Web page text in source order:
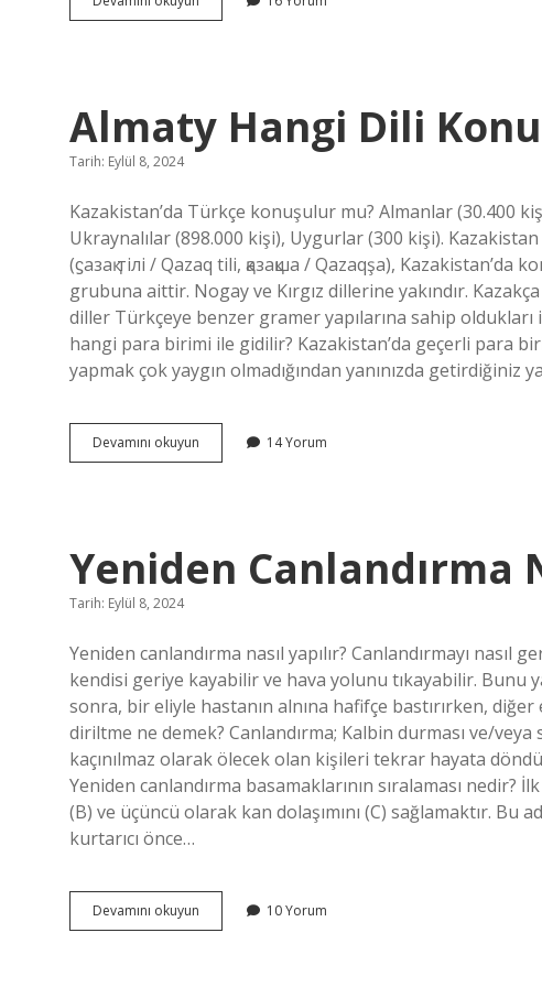
Çeşitleri
Almaty Hangi Dili
Tarih: Eylül 8, 2024
Kazakistan’da Türkçe konuşulur mu? Almanlar (30.400
Ukraynalılar (898.000 kişi), Uygurlar (300 kişi).
(ϛазақ тілі / Qazaq tili, қазақша / Qazaqşa),
grubuna aittir. Nogay ve Kırgız dillerine yakındır.
diller Türkçeye benzer gramer yapılarına sahip
hangi para birimi ile gidilir? Kazakistan’da geçerli para
yapmak çok yaygın olmadığından yanınızda
Devamını okuyun
Hangi
14 Yorum
Yeniden Canlandırma
Tarih: Eylül 8, 2024
Yeniden canlandırma nasıl yapılır? Canlandırmayı
kendisi geriye kayabilir ve hava yolunu tıkayabilir. Bunu
sonra, bir eliyle hastanın alnına hafifçe bastırırken, diğer
diriltme ne demek? Canlandırma; Kalbin durması ve/
kaçınılmaz olarak ölecek olan kişileri tekrar hayata
Yeniden canlandırma basamaklarının sıralaması
(B) ve üçüncü olarak kan dolaşımını (C) sağlamaktır. Bu
kurtarıcı önce…
Devamını okuyun Yeniden
Canlandırma
10 Yorum